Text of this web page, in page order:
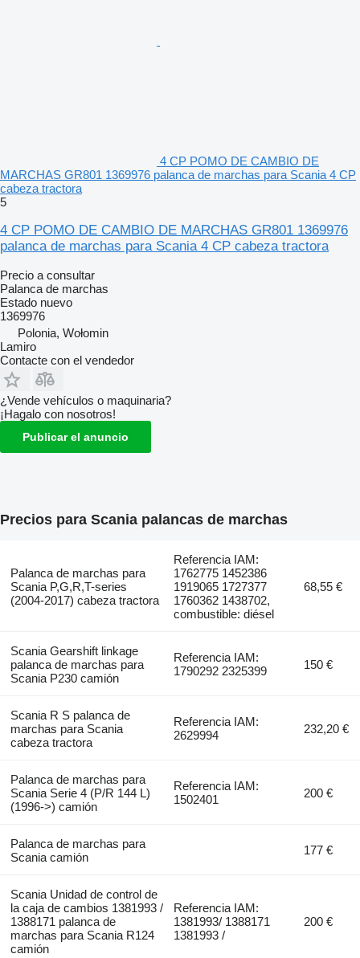
4 CP POMO DE CAMBIO DE
MARCHAS GR801 1369976 palanca de marchas para Scania 4 CP
cabeza tractora
5
4 CP POMO DE CAMBIO DE MARCHAS GR801 1369976
palanca de marchas para Scania 4 CP cabeza tractora
Precio a consultar
Palanca de marchas
Estado nuevo
1369976
Polonia, Wołomin
Lamiro
Contacte con el vendedor
¿Vende vehículos o maquinaria?
¡Hagalo con nosotros!
Publicar el anuncio
Precios para Scania palancas de marchas
Palanca de marchas para
Scania P,G,R,T-series
(2004-2017) cabeza tractora
Referencia IAM:
1762775 1452386
1919065 1727377
1760362 1438702,
combustible: diésel
68,55 €
Scania Gearshift linkage
palanca de marchas para
Scania P230 camión
Referencia IAM:
1790292 2325399
150 €
Scania R S palanca de
marchas para Scania
cabeza tractora
Referencia IAM:
2629994
232,20 €
Palanca de marchas para
Scania Serie 4 (P/R 144 L)
(1996->) camión
Referencia IAM:
1502401
200 €
Palanca de marchas para
Scania camión
177 €
Scania Unidad de control de
la caja de cambios 1381993 /
1388171 palanca de
marchas para Scania R124
camión
Referencia IAM:
1381993/ 1388171
1381993 /
200 €